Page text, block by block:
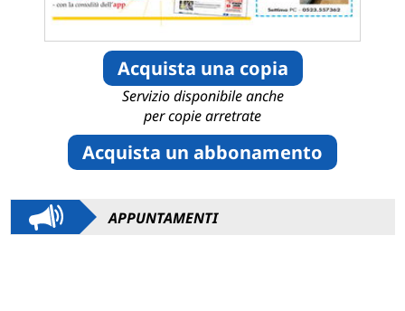
Acquista una copia
Servizio disponibile anche
per copie arretrate
Acquista un abbonamento
APPUNTAMENTI